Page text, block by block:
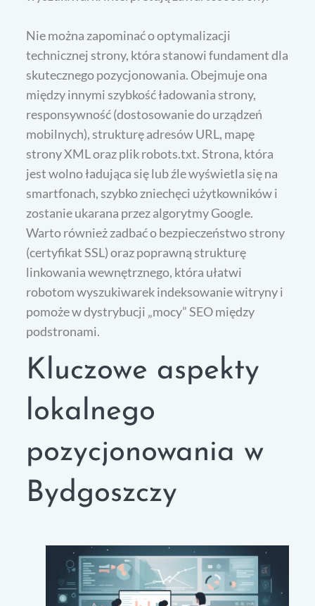
Nie można zapominać o optymalizacji
technicznej strony, która stanowi fundament dla
skutecznego pozycjonowania. Obejmuje ona
między innymi szybkość ładowania strony,
responsywność (dostosowanie do urządzeń
mobilnych), strukturę adresów URL, mapę
strony XML oraz plik robots.txt. Strona, która
jest wolno ładująca się lub źle wyświetla się na
smartfonach, szybko zniechęci użytkowników i
zostanie ukarana przez algorytmy Google.
Warto również zadbać o bezpieczeństwo strony
(certyfikat SSL) oraz poprawną strukturę
linkowania wewnętrznego, która ułatwi
robotom wyszukiwarek indeksowanie witryny i
pomoże w dystrybucji „mocy” SEO między
podstronami.
Kluczowe aspekty
lokalnego
pozycjonowania w
Bydgoszczy